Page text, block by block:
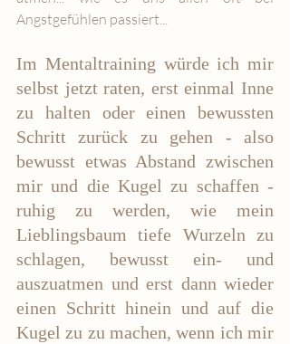
Angstgefühlen passiert...
Im Mentaltraining würde ich mir
selbst jetzt raten, erst einmal Inne
zu halten oder einen bewussten
Schritt zurück zu gehen - also
bewusst etwas Abstand zwischen
mir und die Kugel zu schaffen -
ruhig zu werden, wie mein
Lieblingsbaum tiefe Wurzeln zu
schlagen, bewusst ein- und
auszuatmen und erst dann wieder
einen Schritt hinein und auf die
Kugel zu zu machen, wenn ich mir